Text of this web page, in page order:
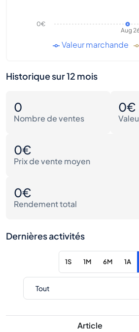
Aug
0€
Valeur marchande
Historique sur 12 mois
0
Nombre de ventes
0€
0€
Prix de vente moyen
0€
Rendement total
Dernières activités
1S 1M 6M 1A
Article